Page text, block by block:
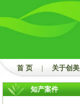
首 页 关于创美
知产案件